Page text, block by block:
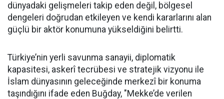
dünyadaki gelişmeleri takip eden değil, bölgesel
dengeleri doğrudan etkileyen ve kendi kararlarını alan
güçlü bir aktör konumuna yükseldiğini belirtti.
Türkiye’nin yerli savunma sanayii, diplomatik
kapasitesi, askerî tecrübesi ve stratejik vizyonu ile
İslam dünyasının geleceğinde merkezî bir konuma
taşındığını ifade eden Buğday, "Mekke’de verilen